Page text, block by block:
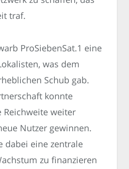
traf.
ProSiebenSat.1 eine
was dem
Schub gab.
konnte
Reichweite weiter
Nutzer gewinnen.
dabei eine zentrale
zu finanzieren